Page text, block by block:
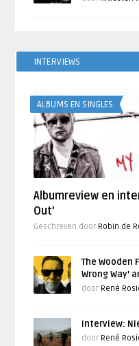
INTERVIEWS
ALBUMS EN SINGLES
Albumreview en
Out’
Geschreven door Robin de
The Wooden
Wrong Way’
door René
Interview:
door René